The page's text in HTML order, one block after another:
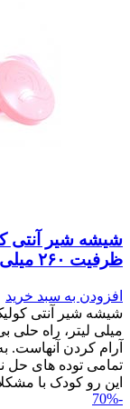
شیشه شیر آنتی
ظرفیت ۲۶۰ میلی لیتر
افزودن به سبد خرید
میلی لیتر، راه
آرام کردن
تمامی توده های حل
این رو کودک با
-70%